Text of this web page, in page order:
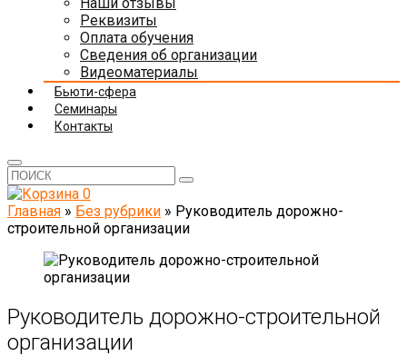
Реквизиты
Оплата обучения
Сведения об организации
Видеоматериалы
Бьюти-сфера
Семинары
Контакты
0
Главная » Без рубрики » Руководитель дорожно-
строительной организации
Руководитель дорожно-строительной
организации